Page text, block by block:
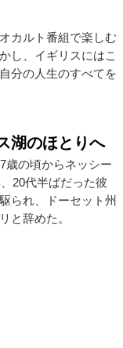
カルト番組で楽しむ
し、イギリスにはこ
分の人生のすべてを
湖のほとりへ
の頃からネッシー
20代半ばだった彼
られ、ドーセット州
と辞めた。